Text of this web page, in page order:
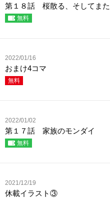
第１８話 桜散る、そしてまた
無料
2022/01/16
おまけ4コマ
無料
2022/01/02
第１７話 家族のモンダイ
無料
2021/12/19
休載イラスト③